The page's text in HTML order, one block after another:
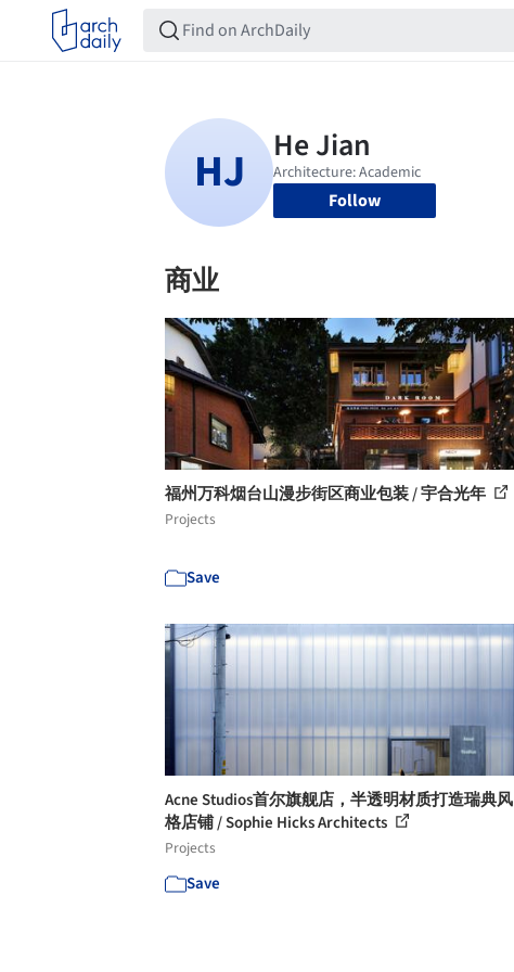
Follow
商业
福州万科烟台山漫步街区商业包装 / 宇合光年
Projects
Save
Acne Studios首尔旗舰店，半透明材质打造瑞典风
格店铺 / Sophie Hicks Architects
Projects
Save